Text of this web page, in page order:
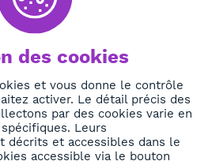
The African
News Hub
NEWSLETTER
des cookies
et vous donne le contrôle
activer. Le détail précis des
par des cookies varie en
Leurs
décrits et accessibles dans le
accessible via le bouton